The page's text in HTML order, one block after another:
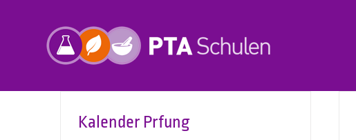
Kalender Prfung